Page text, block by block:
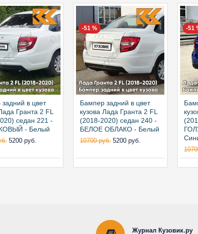
в цвет
Гранта 2 FL
седан 221 -
- Белый
5200 руб.
-51 %
Бампер задний в цвет
кузова Лада Гранта 2 FL
(2018-2020) седан 240 -
БЕЛОЕ ОБЛАКО - Белый
10700 руб. 5200 руб.
-51
Журнал Кузовик.ру